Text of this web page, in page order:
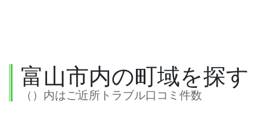
富山市内の町域を探す
（）内はご近所トラブル口コミ件数